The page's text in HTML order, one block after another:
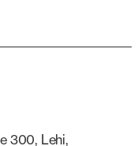
300, Lehi,